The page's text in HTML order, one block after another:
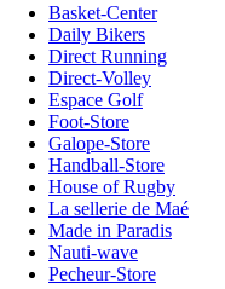
Basket-Center
Daily Bikers
Direct Running
Direct-Volley
Espace Golf
Foot-Store
Galope-Store
Handball-Store
House of Rugby
La sellerie de Maé
Made in Paradis
Nauti-wave
Pecheur-Store